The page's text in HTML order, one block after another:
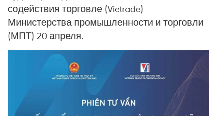
содействия торговле (Vietrade)
Министерства промышленности и торговли
(МПТ) 20 апреля.